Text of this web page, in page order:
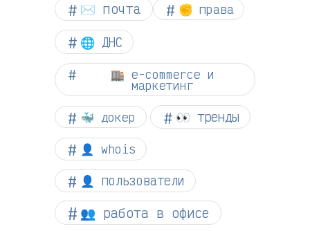
✉️ почта ✊ права
🌐 ДНС
🏬 e-commerce и
маркетинг
🐳 докер 👀 тренды
👤 whois
👤 пользователи
👥 работа в офисе